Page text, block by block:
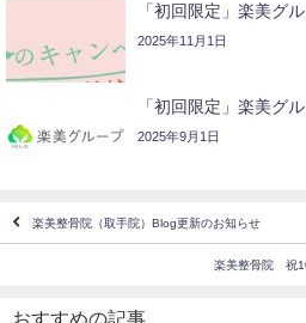
「初回限定」楽美グ
2025年11月1日
「初回限定」楽美グ
2025年9月1日
楽美整骨院（取手院）Blog更新のお知らせ
楽美整骨院 祝
おすすめの記事